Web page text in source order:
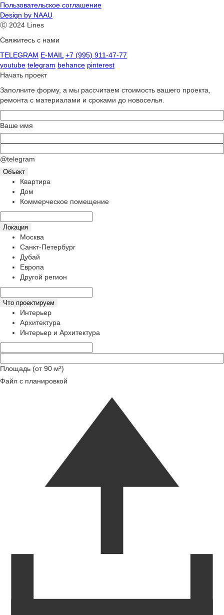
Пользовательское соглашение
Design by NAAU
Ⓒ 2024 Lines
Свяжитесь с нами
TELEGRAM E-MAIL +7 (995) 911-47-77
youtube telegram behance pinterest
Начать проект
Заполните форму, а мы рассчитаем стоимость вашего проекта,
ремонта с материалами и сроками до новоселья.
Ваше имя
@telegram
Объект
Квартира
Дом
Коммерческое помещение
Локация
Москва
Санкт-Петербург
Дубай
Европа
Другой регион
Что проектируем
Интерьер
Архитектура
Интерьер и Архитектура
Площадь (от 90 м²)
Файл с планировкой